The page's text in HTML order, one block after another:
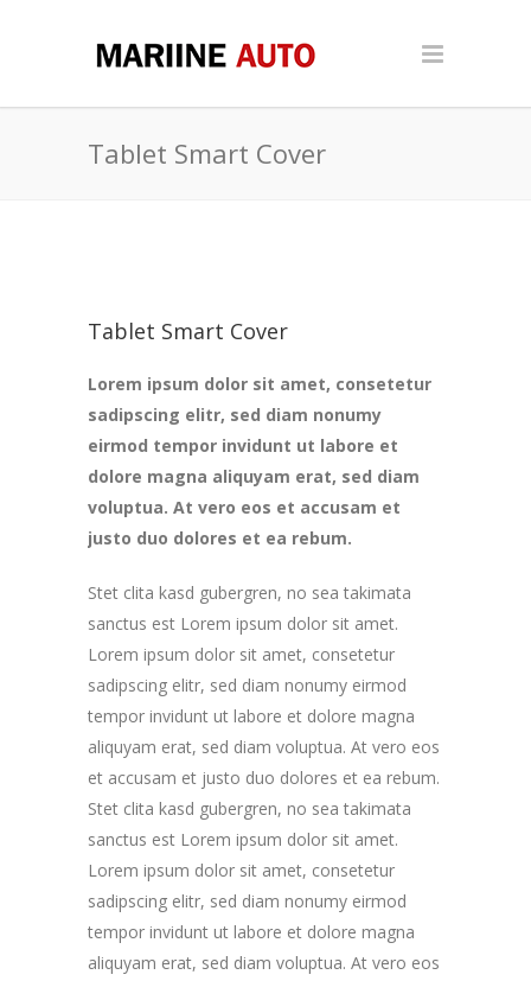
Tablet Smart Cover
Tablet Smart Cover
Lorem ipsum dolor sit amet, consetetur
sadipscing elitr, sed diam nonumy
eirmod tempor invidunt ut labore et
dolore magna aliquyam erat, sed diam
voluptua. At vero eos et accusam et
justo duo dolores et ea rebum.
Stet clita kasd gubergren, no sea takimata
sanctus est Lorem ipsum dolor sit amet.
Lorem ipsum dolor sit amet, consetetur
sadipscing elitr, sed diam nonumy eirmod
tempor invidunt ut labore et dolore magna
aliquyam erat, sed diam voluptua. At vero eos
et accusam et justo duo dolores et ea rebum.
Stet clita kasd gubergren, no sea takimata
sanctus est Lorem ipsum dolor sit amet.
Lorem ipsum dolor sit amet, consetetur
sadipscing elitr, sed diam nonumy eirmod
tempor invidunt ut labore et dolore magna
aliquyam erat, sed diam voluptua. At vero eos